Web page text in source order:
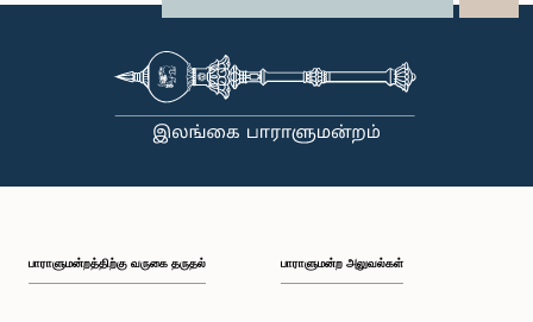
பாராளுமன்றத்திற்கு வருகை தருதல் பாராளுமன்ற அலுவல்கள்